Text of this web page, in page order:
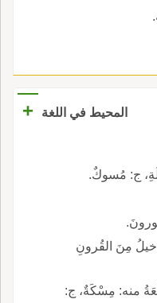
المحيط في اللغة
+
ج: مُسوكٌ.
مِنَ القُرونِ
منه: مِسْكَةٌ، ج: